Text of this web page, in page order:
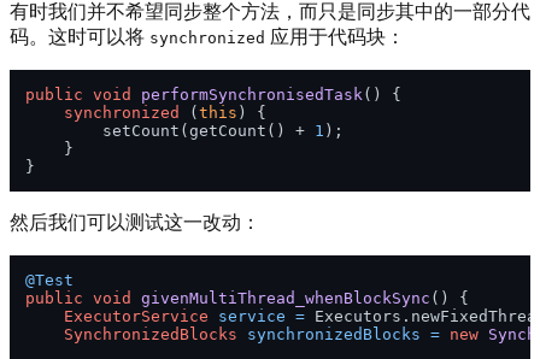
有时我们并不希望同步整个方法，而只是同步其中的一部分代
码。这时可以将 synchronized 应用于代码块：
public void performSynchronisedTask()
{
synchronized
( this ) {
        setCount(getCount() +
1 );
    }
然后我们可以测试这一改动：
@Test
public void givenMultiThread_whenBlockSync ()
{
ExecutorService
service =
SynchronizedBlocks
synchronizedBlocks = new